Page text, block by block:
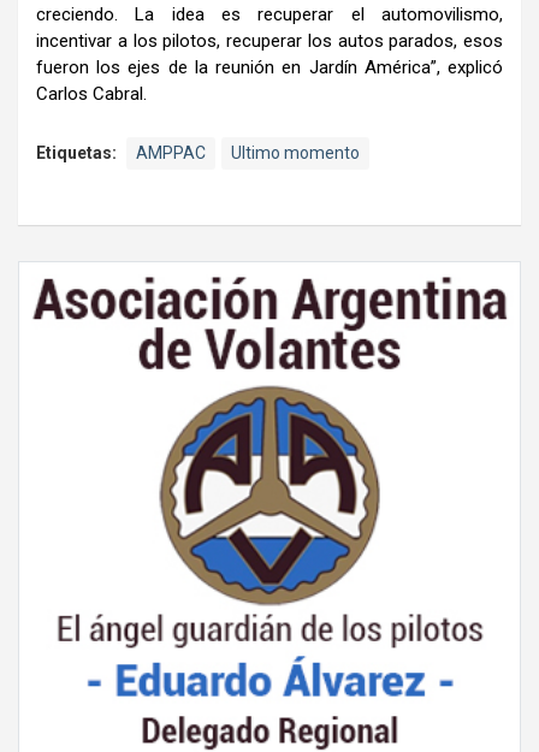
creciendo. La idea es recuperar el automovilismo,
incentivar a los pilotos, recuperar los autos parados, esos
fueron los ejes de la reunión en Jardín América”, explicó
Carlos Cabral.
Etiquetas: AMPPAC Ultimo momento